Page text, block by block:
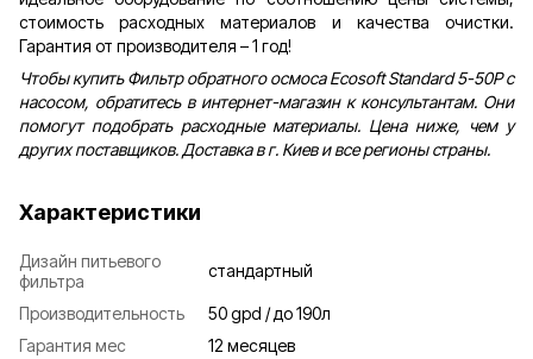
стоимость расходных материалов и качества очистки.
Гарантия от производителя – 1 год!
Чтобы купить Фильтр обратного осмоса Ecosoft Standard 5-50P с
насосом, обратитесь в интернет-магазин к консультантам. Они
помогут подобрать расходные материалы. Цена ниже, чем у
других поставщиков. Доставка в г. Киев и все регионы страны.
Характеристики
Дизайн питьевого
фильтра
стандартный
Производительность
50 gpd / до 190л
Гарантия мес
12 месяцев